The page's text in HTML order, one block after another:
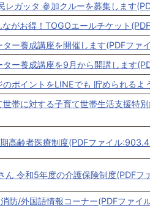
レガッタ 参加クルーを募集します
がお得！TOGOエールチケット
ター養成講座を開催します(PDFファ
ター養成講座を9月から開講します
ポイントをLINEでも 貯められるよ
世帯に対する子育て世帯生活支援特
高齢者医療制度(PDFファイル
ん 令和5年度の介護保険制度(PDFフ
防/外国語情報コーナー(PDFファイ